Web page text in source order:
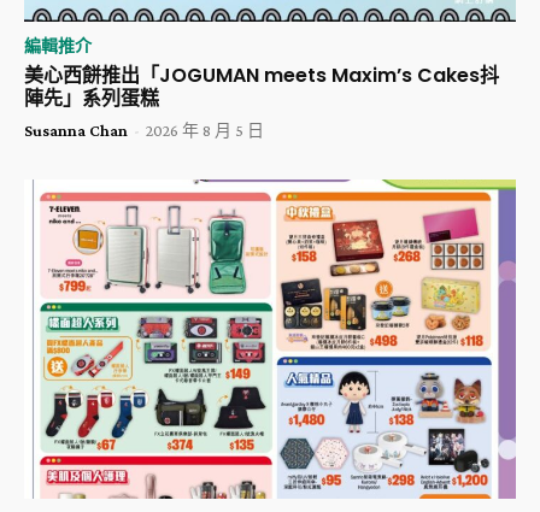
編輯推介
美心西餅推出「JOGUMAN meets Maxim’s Cakes抖
陣先」系列蛋糕
Susanna Chan - 2026 年 8 月 5 日